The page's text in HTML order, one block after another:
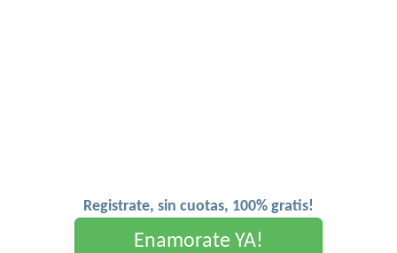
Registrate, sin cuotas, 100% gratis!
Enamorate YA!